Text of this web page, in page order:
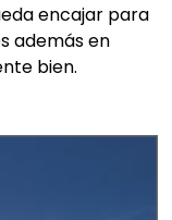
encajar para
además en
bien.